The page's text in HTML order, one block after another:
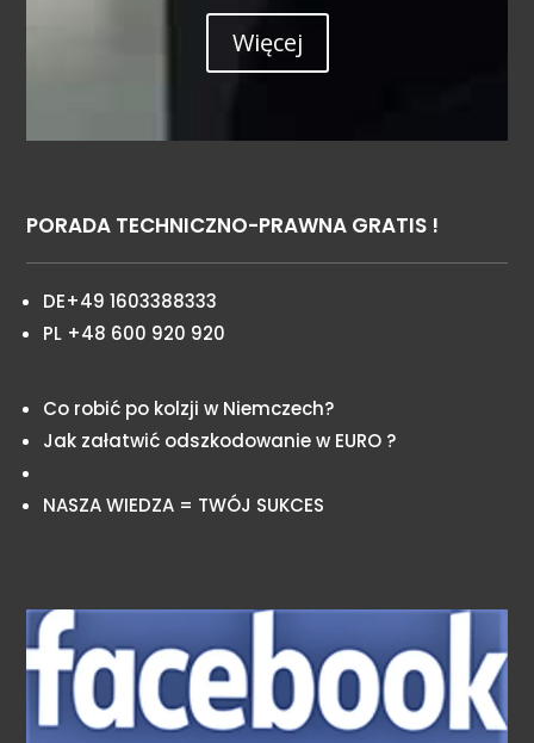
Więcej
PORADA TECHNICZNO-PRAWNA GRATIS !
DE+49 1603388333
PL +48 600 920 920
Co robić po kolzji w Niemczech?
Jak załatwić odszkodowanie w EURO ?
NASZA WIEDZA = TWÓJ SUKCES